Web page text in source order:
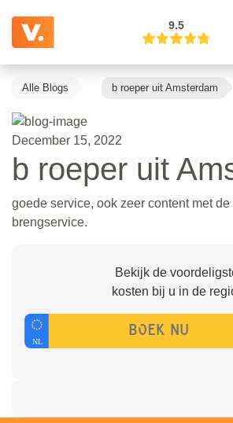
9.5
Alle Blogs b roeper uit Amsterdam
December 15, 2022
b roeper uit
goede service, ook zeer content met de
brengservice.
Bekijk de
kosten bij u in de